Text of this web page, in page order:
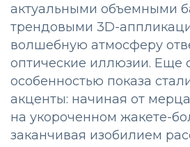
актуальными объемными
трендовыми 3D-
волшебную атмосферу
оптические иллюзии. Еще
особенностью показа
акценты: начиная от
на укороченном жакете-
заканчивая изобилием